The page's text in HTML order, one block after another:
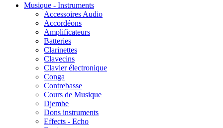
Musique - Instruments
Accessoires Audio
Accordéons
Amplificateurs
Batteries
Clarinettes
Clavecins
Clavier électronique
Conga
Contrebasse
Cours de Musique
Djembe
Dons instruments
Effects - Echo